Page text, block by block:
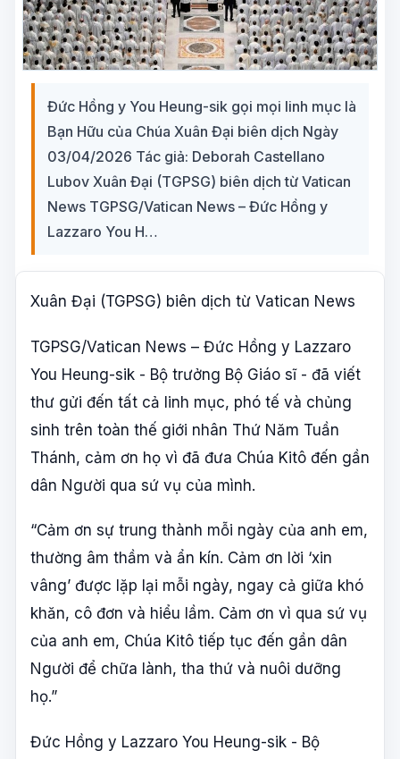
Đức Hồng y You Heung-sik gọi mọi linh mục là
Bạn Hữu của Chúa Xuân Đại biên dịch Ngày
03/04/2026 Tác giả: Deborah Castellano
Lubov Xuân Đại (TGPSG) biên dịch từ Vatican
News TGPSG/Vatican News – Đức Hồng y
Lazzaro You H…
Xuân Đại (TGPSG) biên dịch từ Vatican News
TGPSG/Vatican News – Đức Hồng y Lazzaro
You Heung-sik - Bộ trưởng Bộ Giáo sĩ - đã viết
thư gửi đến tất cả linh mục, phó tế và chủng
sinh trên toàn thế giới nhân Thứ Năm Tuần
Thánh, cảm ơn họ vì đã đưa Chúa Kitô đến gần
dân Người qua sứ vụ của mình.
“Cảm ơn sự trung thành mỗi ngày của anh em,
thường âm thầm và ẩn kín. Cảm ơn lời ‘xin
vâng’ được lặp lại mỗi ngày, ngay cả giữa khó
khăn, cô đơn và hiểu lầm. Cảm ơn vì qua sứ vụ
của anh em, Chúa Kitô tiếp tục đến gần dân
Người để chữa lành, tha thứ và nuôi dưỡng
họ.”
Đức Hồng y Lazzaro You Heung-sik - Bộ